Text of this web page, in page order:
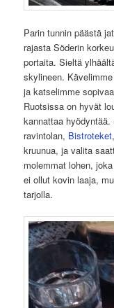
Parin tunnin päästä
rajasta Söderin
portaita. Sieltä
skylineen.
ja katselimme
Ruotsissa on hyvät
kannattaa
ravintolan, Bistroteket
kruunua, ja valita
molemmat lohen,
ei ollut kovin laaja,
tarjolla.